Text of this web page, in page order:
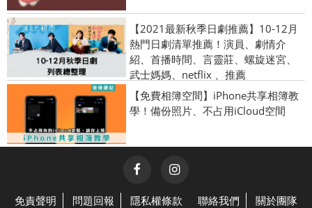
【2021最新秋季日劇推薦】10-12月
熱門日劇清單推薦！演員、劇情介
紹、首播時間、言靈莊、螺旋迷宮、
武士媽媽、netflix 、推薦
【免費相簿空間】iPhone共享相簿教
學！備份照片、不占用iCloud空間
免責聲明 問題回報 隱私權條款 聯絡我們 關於團隊